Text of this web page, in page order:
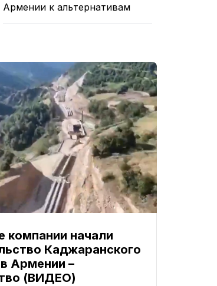
Армении к альтернативам
компании начали
Каджаранского
Армении –
(ВИДЕО)